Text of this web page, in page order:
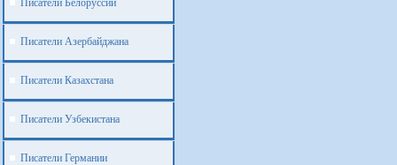
Писатели Белоруссии
Писатели Азербайджана
Писатели Казахстана
Писатели Узбекистана
Писатели Германии